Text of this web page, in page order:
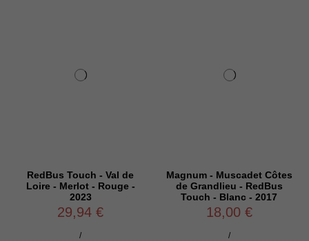
RedBus Touch - Val de
Loire - Merlot - Rouge -
2023
29,94 €
/
Magnum - Muscadet Côtes
de Grandlieu - RedBus
Touch - Blanc - 2017
18,00 €
/